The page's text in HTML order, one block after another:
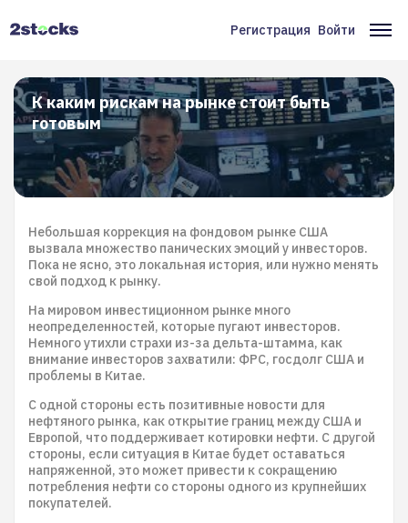
Меню
учётной
записи
пользователя
Регистрация Войти
К каким рискам на рынке стоит быть
готовым
Небольшая коррекция на фондовом рынке США
вызвала множество панических эмоций у инвесторов.
Пока не ясно, это локальная история, или нужно менять
свой подход к рынку.
На мировом инвестиционном рынке много
неопределенностей, которые пугают инвесторов.
Немного утихли страхи из-за дельта-штамма, как
внимание инвесторов захватили: ФРС, госдолг США и
проблемы в Китае.
С одной стороны есть позитивные новости для
нефтяного рынка, как открытие границ между США и
Европой, что поддерживает котировки нефти. С другой
стороны, если ситуация в Китае будет оставаться
напряженной, это может привести к сокращению
потребления нефти со стороны одного из крупнейших
покупателей.